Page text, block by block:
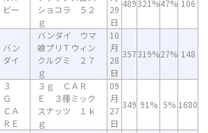
ビー
ショコラ ５２
ｇ
29
日
489321%47% 106
バン
ダイ
バンダイ ウマ
娘プリＴウィン
クルグミ ２７
ｇ
10
月
28
日
357319%27% 148
３
Ｇ
ＣＡ
ＲＥ
３ｇ ＣＡＲ
Ｅ ３種ミック
スナッツ １ｋ
ｇ
09
月
27
日
349 91% 5% 1680